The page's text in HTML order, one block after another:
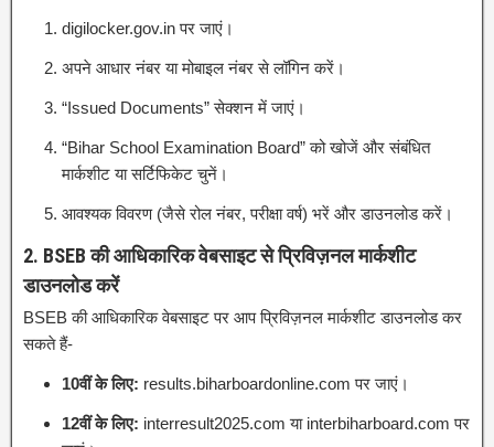
digilocker.gov.in पर जाएं।
अपने आधार नंबर या मोबाइल नंबर से लॉगिन करें।
“Issued Documents” सेक्शन में जाएं।
“Bihar School Examination Board” को खोजें और संबंधित
मार्कशीट या सर्टिफिकेट चुनें।
आवश्यक विवरण (जैसे रोल नंबर, परीक्षा वर्ष) भरें और डाउनलोड करें।
2. BSEB की आधिकारिक वेबसाइट से प्रिविज़नल मार्कशीट
डाउनलोड करें
BSEB की आधिकारिक वेबसाइट पर आप प्रिविज़नल मार्कशीट डाउनलोड कर
सकते हैं-
10वीं के लिए: results.biharboardonline.com पर जाएं।
12वीं के लिए: interresult2025.com या interbiharboard.com पर